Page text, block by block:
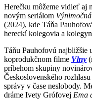
Herečku môžeme vidieť aj
novým seriálom
(2024), kde Táňa
hereckí kolegovia a
Táňu Pauhofovú najbližšie
koprodukčnom filme Vlny
príbehom skupiny
Československého
správy v čase neslobody.
dráme Ivety Grófovej Ema